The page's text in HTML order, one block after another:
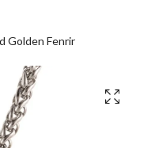
Golden Fenrir